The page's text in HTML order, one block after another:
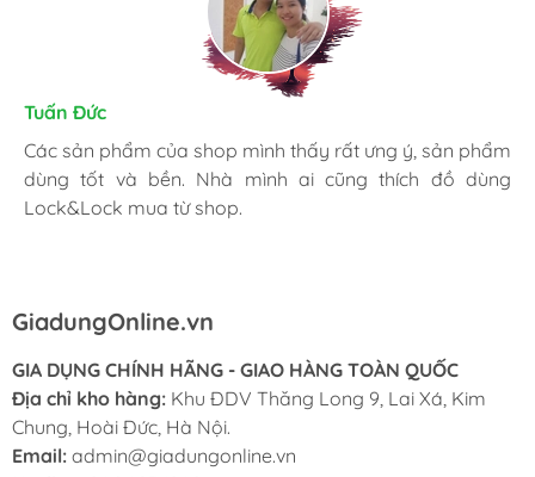
Kim Chung
Mình thấy hài lòng với các sản phẩm đã mua ở
GiadungOnline.vn . Các sản phẩm của shop đều chính
hãng, giá cũng được triết khấu tốt. Nhân viên nhiệt tình,
Tuấn Đức
Các sản phẩm của shop mình thấy rất ưng ý, sản phẩm
dùng tốt và bền. Nhà mình ai cũng thích đồ dùng
Lock&Lock mua từ shop.
Trần Huệ
Mình hay vào website và order mặt hàng mình cần.
Shop nhiệt tình, giao nhanh, giá tốt và đặc biệt sản
phẩm chính hãng làm mình yên tâm nhất.
GiadungOnline.vn
GIA DỤNG CHÍNH HÃNG - GIAO HÀNG TOÀN QUỐC
Địa chỉ kho hàng: Khu ĐDV Thăng Long 9, Lai Xá, Kim
Chung, Hoài Đức, Hà Nội.
Email: admin@giadungonline.vn